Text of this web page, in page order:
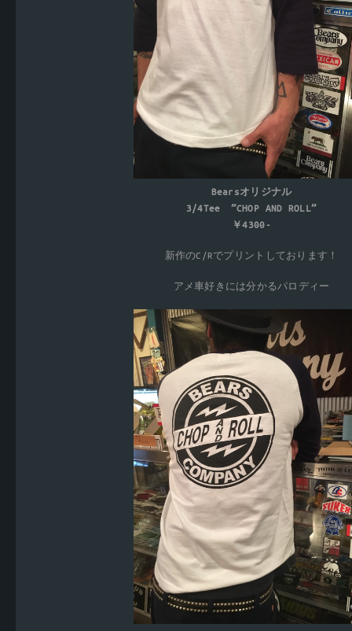
Bearsオリジナル
3/4Tee ”CHOP AND ROLL”
￥4300-
新作のC/Rでプリントしております！
アメ車好きには分かるパロディー